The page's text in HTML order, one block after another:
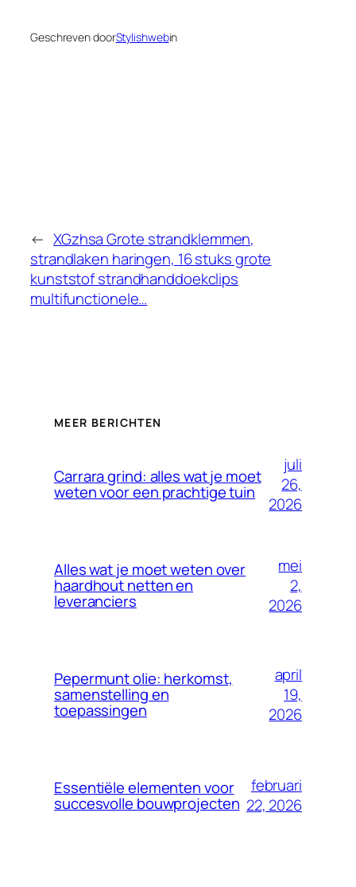
Geschreven doorStylishwebin
← XGzhsa Grote strandklemmen,
strandlaken haringen, 16 stuks grote
kunststof strandhanddoekclips
multifunctionele…
MEER BERICHTEN
Carrara grind: alles wat je moet
weten voor een prachtige tuin
juli
26,
2026
Alles wat je moet weten over
haardhout netten en
leveranciers
mei
2,
2026
Pepermunt olie: herkomst,
samenstelling en
toepassingen
april
19,
2026
Essentiële elementen voor
succesvolle bouwprojecten
februari
22, 2026